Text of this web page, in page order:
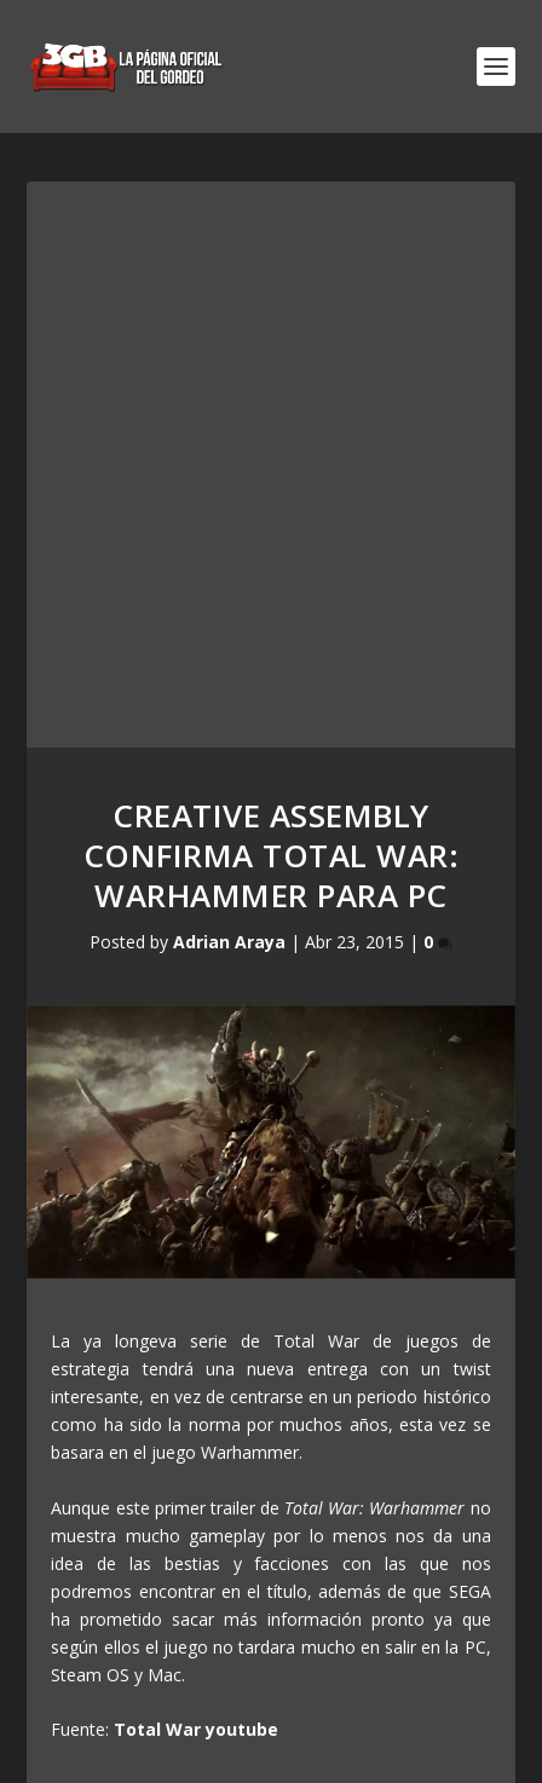
CREATIVE ASSEMBLY
CONFIRMA TOTAL WAR:
WARHAMMER PARA PC
Posted by Adrian Araya | Abr 23, 2015 | 0
La ya longeva serie de Total War de juegos de
estrategia tendrá una nueva entrega con un twist
interesante, en vez de centrarse en un periodo histórico
como ha sido la norma por muchos años, esta vez se
basara en el juego Warhammer.
Aunque este primer trailer de Total War: Warhammer no
muestra mucho gameplay por lo menos nos da una
idea de las bestias y facciones con las que nos
podremos encontrar en el título, además de que SEGA
ha prometido sacar más información pronto ya que
según ellos el juego no tardara mucho en salir en la PC,
Steam OS y Mac.
Fuente: Total War youtube